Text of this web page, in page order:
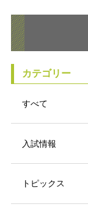
カテゴリー
すべて
入試情報
トピックス